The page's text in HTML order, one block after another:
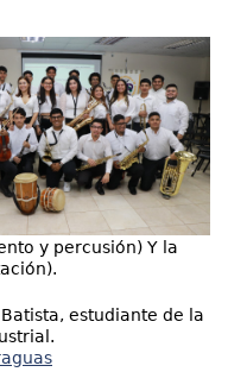
y percusión) Y la
estudiante de la